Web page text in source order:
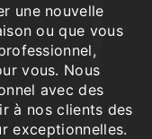
une nouvelle
ou que vous
vous. Nous
avec des
à nos clients des
exceptionnelles.